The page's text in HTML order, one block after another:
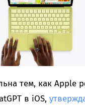
тем, как Apple
в iOS,